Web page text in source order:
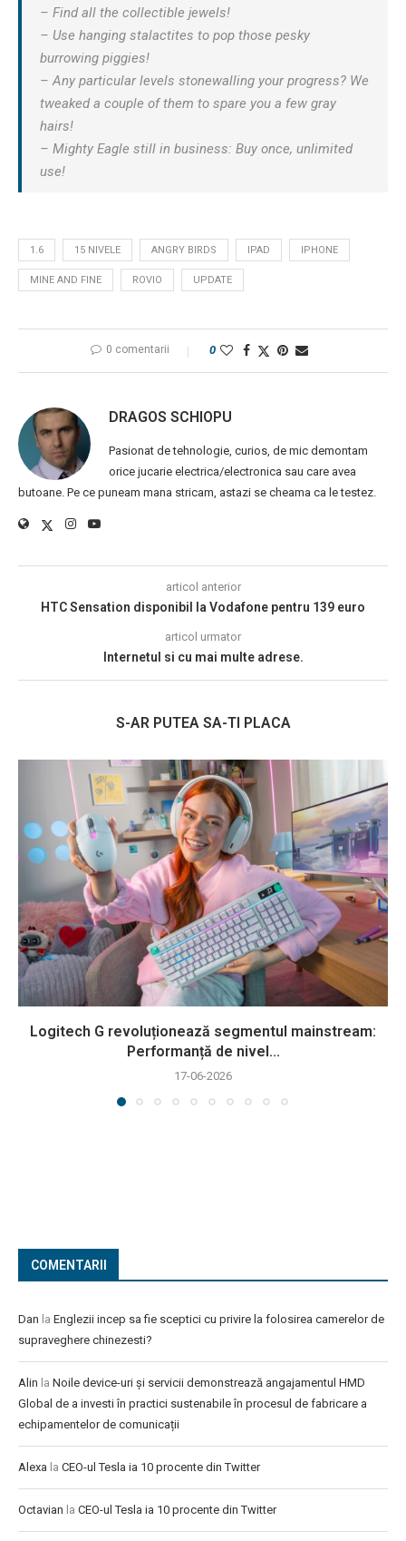
– Find all the collectible jewels!
– Use hanging stalactites to pop those pesky
burrowing piggies!
– Any particular levels stonewalling your progress? We
tweaked a couple of them to spare you a few gray
hairs!
– Mighty Eagle still in business: Buy once, unlimited
use!
1.6 15 NIVELE ANGRY BIRDS IPAD IPHONE
MINE AND FINE ROVIO UPDATE
0 comentarii 0
DRAGOS SCHIOPU
Pasionat de tehnologie, curios, de mic demontam
orice jucarie electrica/electronica sau care avea
butoane. Pe ce puneam mana stricam, astazi se cheama ca le testez.
articol anterior
HTC Sensation disponibil la Vodafone pentru 139 euro
articol urmator
Internetul si cu mai multe adrese.
S-AR PUTEA SA-TI PLACA
Logitech G revoluționează segmentul mainstream:
Performanță de nivel...
17-06-2026
COMENTARII
Dan la Englezii incep sa fie sceptici cu privire la folosirea camerelor de
supraveghere chinezesti?
Alin la Noile device-uri și servicii demonstrează angajamentul HMD
Global de a investi în practici sustenabile în procesul de fabricare a
echipamentelor de comunicații
Alexa la CEO-ul Tesla ia 10 procente din Twitter
Octavian la CEO-ul Tesla ia 10 procente din Twitter